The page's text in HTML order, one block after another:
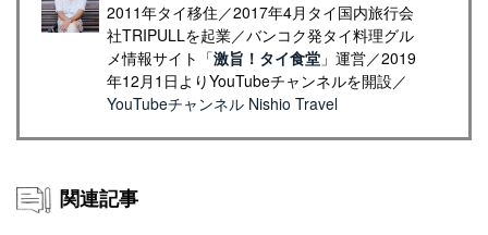
2011年タイ移住／2017年4月タイ国内旅行会
社TRIPULLを起業／バンコク発タイ料理グル
メ情報サイト「激旨！タイ食堂」運営／2019
年12月1日よりYouTubeチャンネルを開設／
YouTubeチャンネル Nishio Travel
関連記事